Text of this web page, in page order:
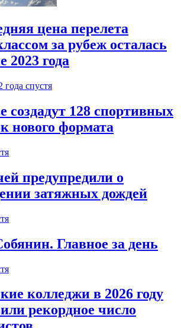
цена перелета
за рубеж осталась
2023 года
года спустя
создадут 128 спортивных
нового формата
предупредили о
затяжных дождей
Главное за день
колледжи в 2026 году
рекордное число